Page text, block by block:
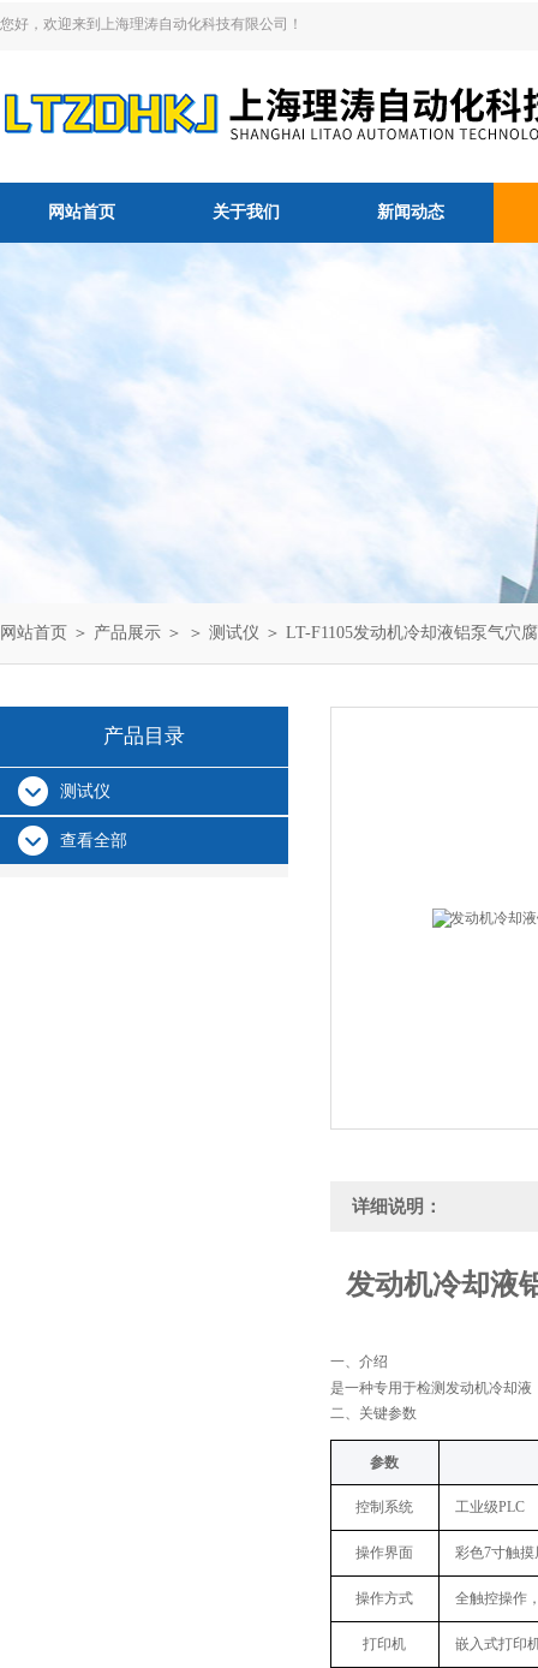
您好，欢迎来到上海理涛自动化科技有限公司！
网站首页 关于我们 新闻动态
网站首页 ＞ 产品展示 ＞ ＞ 测试仪 ＞ LT-F1105发动机冷却液铝泵气穴
产品目录
测试仪
查看全部
详细说明：
发动机冷却液
一、 介绍
是一种专用于检测发动机冷却
二、关键参数
参数
控制系统 工业级PLC
操作界面 彩色7寸触
操作方式 全触控操作
打印机 嵌入式打印